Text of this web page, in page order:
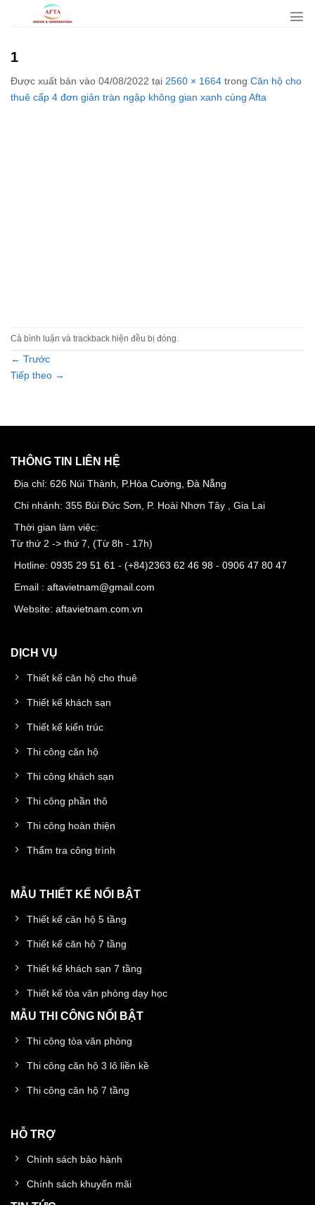
dung1
Được xuất bản vào 04/08/2022 tại 2560 × 1664 trong Căn hộ cho
thuê cấp 4 đơn giản tràn ngập không gian xanh cùng Afta
Cả bình luận và trackback hiện đều bị đóng.
← Trước
Tiếp theo →
THÔNG TIN LIÊN HỆ
Địa chỉ: 626 Núi Thành, P.Hòa Cường, Đà Nẵng
Chi nhánh: 355 Bùi Đức Sơn, P. Hoài Nhơn Tây , Gia Lai
Thời gian làm việc:
Từ thứ 2 -> thứ 7, (Từ 8h - 17h)
Hotline: 0935 29 51 61 - (+84)2363 62 46 98 - 0906 47 80 47
Email : aftavietnam@gmail.com
Website: aftavietnam.com.vn
DỊCH VỤ
Thiết kế căn hộ cho thuê
Thiết kế khách sạn
Thiết kế kiến trúc
Thi công căn hộ
Thi công khách sạn
Thi công phần thô
Thi công hoàn thiện
Thẩm tra công trình
MẪU THIẾT KẾ NỔI BẬT
Thiết kế căn hộ 5 tầng
Thiết kế căn hộ 7 tầng
Thiết kế khách sạn 7 tầng
Thiết kế tòa văn phòng dạy học
MẪU THI CÔNG NỔI BẬT
Thi công tòa văn phòng
Thi công căn hộ 3 lô liền kề
Thi công căn hộ 7 tầng
HỖ TRỢ
Chính sách bảo hành
Chính sách khuyến mãi